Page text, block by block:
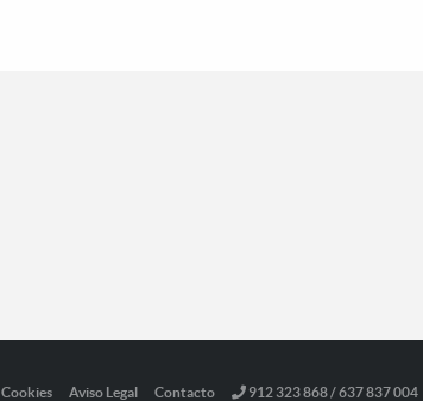
Cookies Aviso Legal Contacto 912 323 868 / 637 837 004